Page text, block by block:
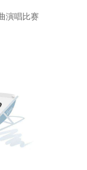
演唱比赛